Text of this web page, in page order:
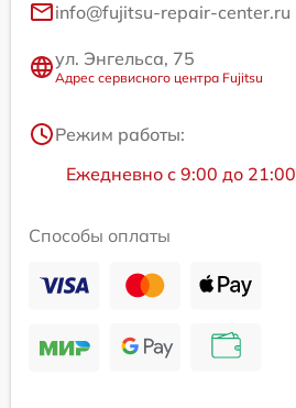
info@fujitsu-repair-center.ru
ул. Энгельса, 75
Адрес сервисного центра Fujitsu
Режим работы:
Ежедневно с 9:00 до 21:00
Способы оплаты